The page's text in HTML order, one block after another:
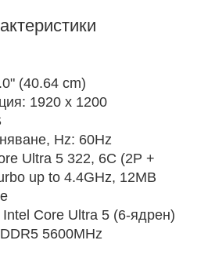
(40.64 cm)
1920 x 1200
Hz: 60Hz
Ultra 5 322, 6C (2P +
up to 4.4GHz, 12MB
Intel Core Ultra 5 (6-ядрен)
5600MHz